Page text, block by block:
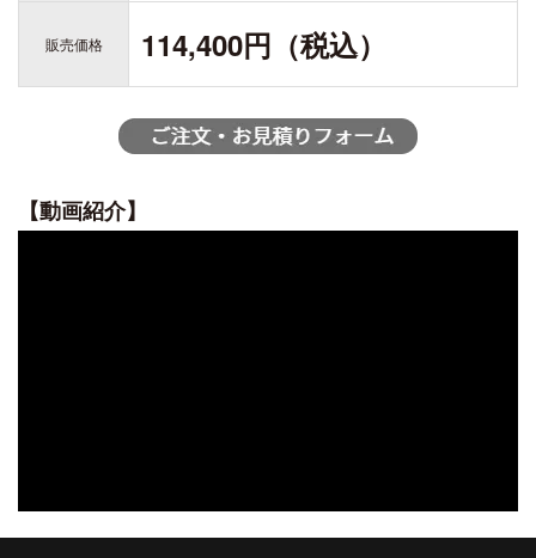
DJI AVATA シリーズ
DJI AVATA 360
DJI RS 4 MINI
DJI RS 4
販売価格 114,400円（税込）
【動画紹介】